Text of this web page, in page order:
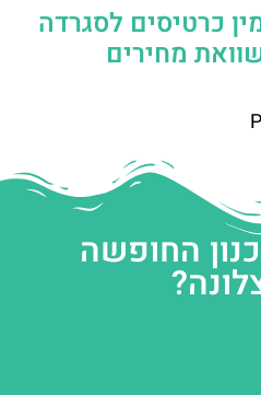
כרטיסים לסגרדה
מחירים
החופשה